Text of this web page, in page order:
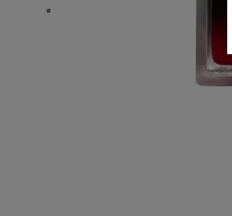
ROUGE ALLURE LAQUE - Immagine basic texture